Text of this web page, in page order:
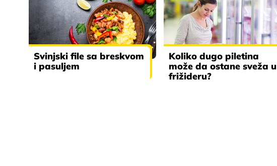
Svinjski file sa breskvom
i pasuljem
Koliko dugo piletina
može da ostane sveža u
frižideru?